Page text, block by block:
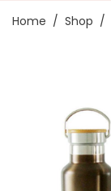
Home / Shop /